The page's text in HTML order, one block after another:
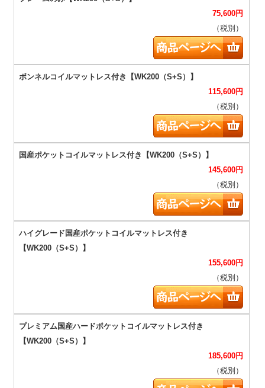
75,600円
（税別）
115,600円
（税別）
145,600円
（税別）
155,600円
（税別）
185,600円
（税別）